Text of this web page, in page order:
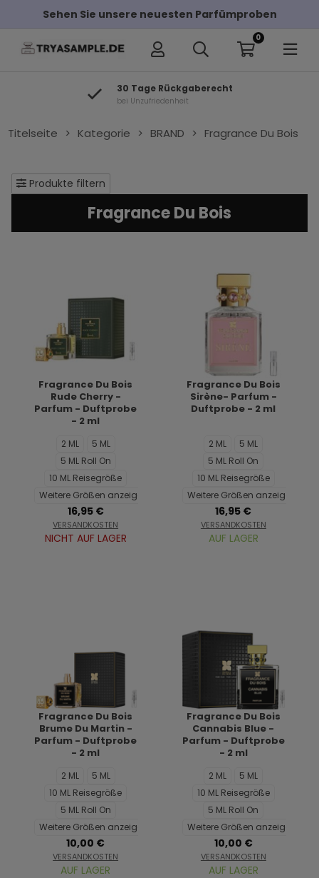
Sehen Sie unsere neuesten Parfümproben
0
30 Tage Rückgaberecht
bei Unzufriedenheit
Titelseite > Kategorie > BRAND > Fragrance Du Bois
Produkte filtern
Fragrance Du Bois
Fragrance Du Bois
Rude Cherry -
Parfum - Duftprobe
- 2 ml
2 ML
5 ML
5 ML Roll On
10 ML Reisegröße
Weitere Größen anzeigen...
16,95 €
VERSANDKOSTEN
NICHT AUF LAGER
Fragrance Du Bois
Sirène- Parfum -
Duftprobe - 2 ml
2 ML
5 ML
5 ML Roll On
10 ML Reisegröße
Weitere Größen anzeigen...
16,95 €
VERSANDKOSTEN
AUF LAGER
Fragrance Du Bois
Brume Du Martin -
Parfum - Duftprobe
- 2 ml
2 ML
5 ML
10 ML Reisegröße
5 ML Roll On
Weitere Größen anzeigen...
10,00 €
VERSANDKOSTEN
AUF LAGER
Fragrance Du Bois
Cannabis Blue -
Parfum - Duftprobe
- 2 ml
2 ML
5 ML
10 ML Reisegröße
5 ML Roll On
Weitere Größen anzeigen...
10,00 €
VERSANDKOSTEN
AUF LAGER